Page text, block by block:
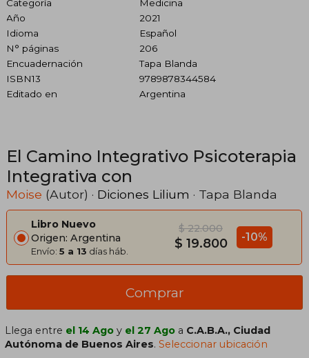
Categoría
Medicina
Año
2021
Idioma
Español
N° páginas
206
Encuadernación
Tapa Blanda
ISBN13
9789878344584
Editado en
Argentina
El Camino Integrativo Psicoterapia
Integrativa con
Moise (Autor) · Diciones Lilium · Tapa Blanda
Libro Nuevo
Origen: Argentina
Envío: 5 a 13 días háb.
$ 22.000
$ 19.800 -10%
Comprar
Llega entre el 14 Ago y el 27 Ago a C.A.B.A., Ciudad
Autónoma de Buenos Aires.Seleccionar ubicación